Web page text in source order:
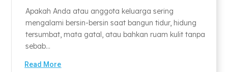
Apakah Anda atau anggota keluarga sering
mengalami bersin-bersin saat bangun tidur, hidung
tersumbat, mata gatal, atau bahkan ruam kulit tanpa
sebab...
Read More